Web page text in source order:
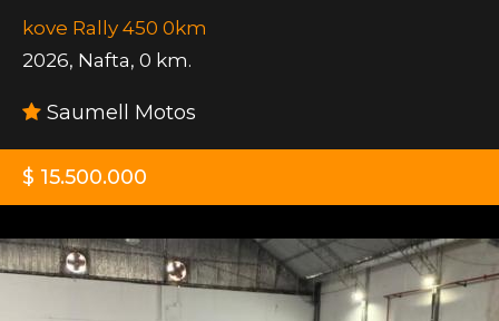
kove Rally 450 0km
2026, Nafta, 0 km.
Saumell Motos
$ 15.500.000